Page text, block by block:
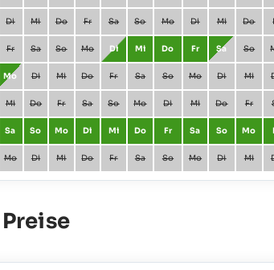
Di Mi Do Fr Sa So Mo Di Mi Do
Fr Sa So Mo Di Mi Do Fr Sa So
Mo Di Mi Do Fr Sa So Mo Di Mi
Mi Do Fr Sa So Mo Di Mi Do Fr
Sa So Mo Di Mi Do Fr Sa So Mo
Mo Di Mi Do Fr Sa So Mo Di Mi
Preise